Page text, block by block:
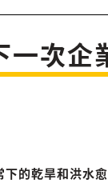
一次企
的乾旱和洪水